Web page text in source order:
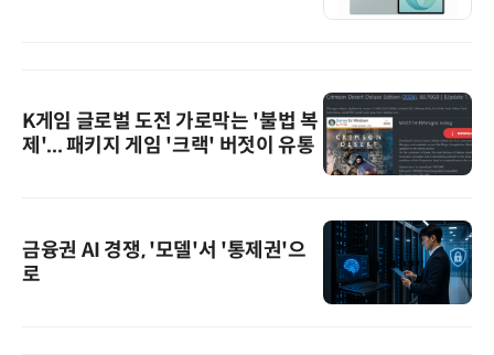
K게임 글로벌 도전 가로막는 '불법 복
제'... 패키지 게임 '크랙' 버젓이 유통
금융권 AI 경쟁, '모델'서 '통제권'으
로